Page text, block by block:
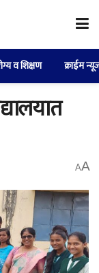
व शिक्षण क्राईम
AA